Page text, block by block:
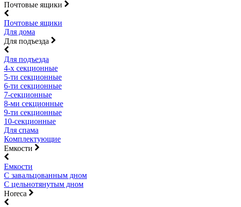
Почтовые ящики
Почтовые ящики
Для дома
Для подъезда
Для подъезда
4-х секционные
5-ти секционные
6-ти секционные
7-секционные
8-ми секционные
9-ти секционные
10-секционные
Для спама
Комплектующие
Емкости
Емкости
С завальцованным дном
С цельнотянутым дном
Horeca